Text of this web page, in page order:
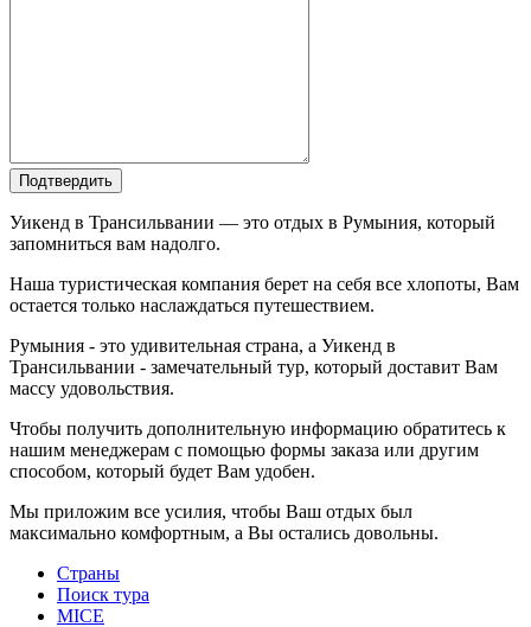
Подтвердить
Уикенд в Трансильвании — это отдых в Румыния, который
запомниться вам надолго.
Наша туристическая компания берет на себя все хлопоты, Вам
остается только наслаждаться путешествием.
Румыния - это удивительная страна, а Уикенд в
Трансильвании - замечательный тур, который доставит Вам
массу удовольствия.
Чтобы получить дополнительную информацию обратитесь к
нашим менеджерам с помощью формы заказа или другим
способом, который будет Вам удобен.
Мы приложим все усилия, чтобы Ваш отдых был
максимально комфортным, а Вы остались довольны.
Страны
Поиск тура
MICE